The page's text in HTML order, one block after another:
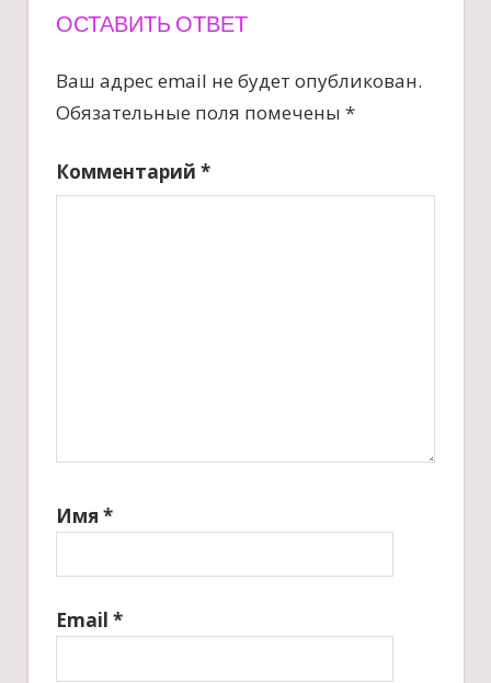
ОСТАВИТЬ ОТВЕТ
Ваш адрес email не будет опубликован.
Обязательные поля помечены *
Комментарий *
Имя *
Email *